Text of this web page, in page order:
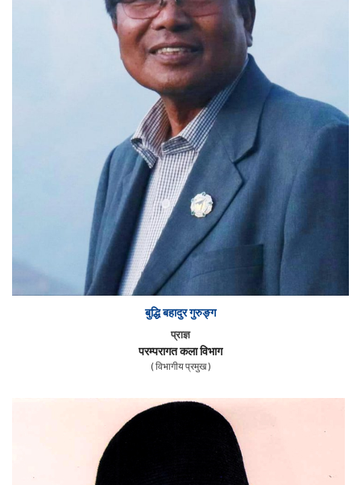
बुद्धि बहादुर गुरुङ्ग
प्राज्ञ
परम्परागत कला विभाग
( विभागीय प्रमुख )